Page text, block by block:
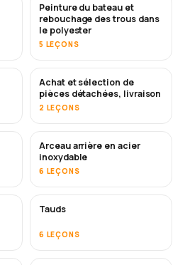
BIENTÔT
Peinture du bateau et
rebouchage des trous dans
le polyester
5 LEÇONS
BIENTÔT
Achat et sélection de
pièces détachées, livraison
2 LEÇONS
Arceau arrière en acier
inoxydable
6 LEÇONS
Tauds
6 LEÇONS